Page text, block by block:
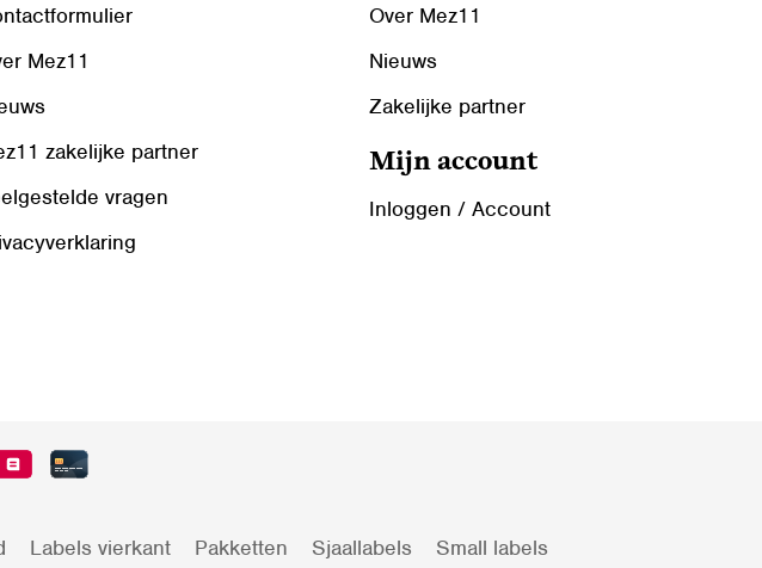
Mez11
zakelijke partner
vragen
Over Mez11
Nieuws
Zakelijke partner
Mijn account
Inloggen / Account
Labels vierkant Pakketten Sjaallabels
Small labels